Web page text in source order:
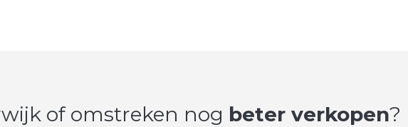
of omstreken nog beter verkopen?